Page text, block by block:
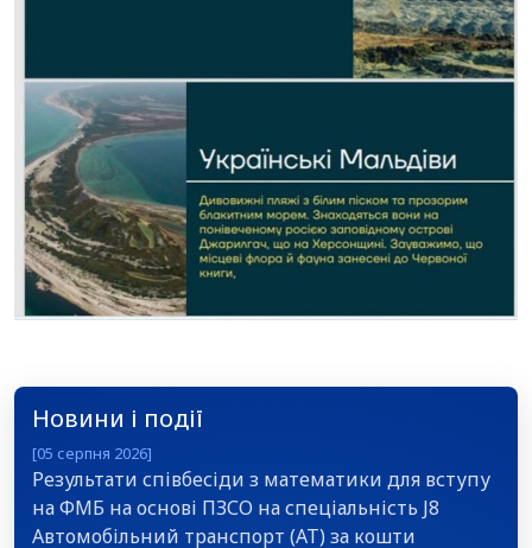
Новини і події
[05 серпня 2026]
Результати співбесіди з математики для вступу
на ФМБ на основі ПЗСО на спеціальність J8
Автомобільний транспорт (АТ) за кошти